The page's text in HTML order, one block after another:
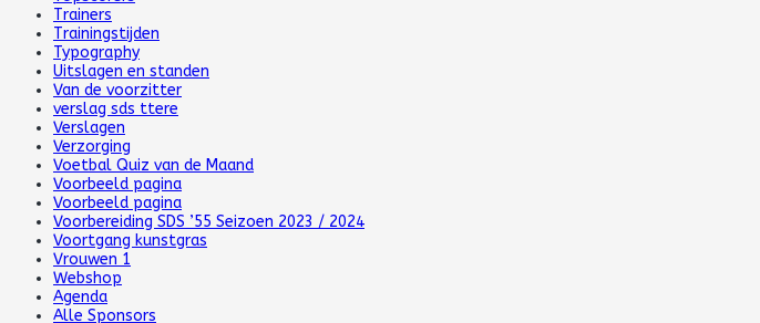
Trainers
Trainingstijden
Typography
Uitslagen en standen
Van de voorzitter
verslag sds ttere
Verslagen
Verzorging
Voetbal Quiz van de Maand
Voorbeeld pagina
Voorbeeld pagina
Voorbereiding SDS ’55 Seizoen 2023 / 2024
Voortgang kunstgras
Vrouwen 1
Webshop
Agenda
Alle Sponsors